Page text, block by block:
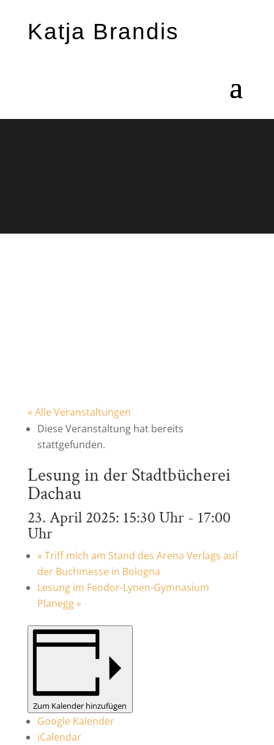
Katja Brandis
« Alle Veranstaltungen
Diese Veranstaltung hat bereits
stattgefunden.
Lesung in der Stadtbücherei
Dachau
23. April 2025: 15:30 Uhr- 17:00
Uhr
« Triff mich am Stand des Arena Verlags auf
der Buchmesse in Bologna
Lesung im Feodor-Lynen-Gymnasium
Planegg»
Zum Kalender hinzufügen
Google Kalender
iCalendar